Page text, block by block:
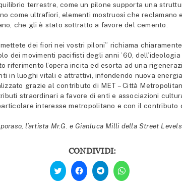
terrestre, come un pilone supporta una
come ultrafiori, elementi mostruosi che
che gli è stato sottratto a favore del cemento.
dei fiori nei vostri piloni” richiama
dei movimenti pacifisti degli anni ’60,
riferimento l’opera incita ed esorta ad una
in luoghi vitali e attrattivi, infondendo nuova
grazie al contributo di MET – Città
straordinari a favore di enti e associazioni
interesse metropolitano e con il contributo
l’artista Mr.G. e Gianluca Milli della Street
CONDIVIDI:
Fai
clic
qui
Fai
clic
per
Fai
clic
per
Fai
clic
per